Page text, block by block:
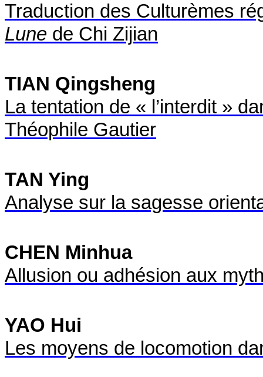
Traduction des Culturèmes
Lune de Chi Zijian
TIAN Qingsheng
La tentation de « l’interdit »
Théophile Gautier
TAN Ying
Analyse sur la sagesse
CHEN Minhua
Allusion ou adhésion aux
YAO Hui
Les moyens de locomotion